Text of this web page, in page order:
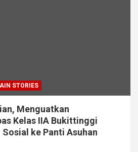
STORIES
Menguatkan
Kelas IIA Bukittinggi
ke Panti Asuhan